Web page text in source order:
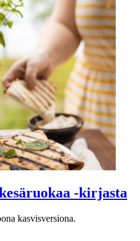
-kirjasta
kasvisversiona.